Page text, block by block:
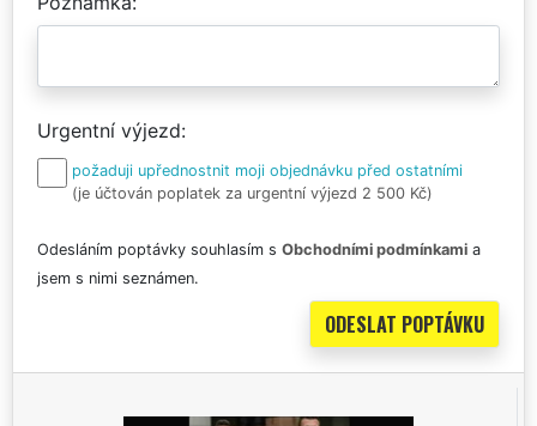
Urgentní výjezd
požaduji upřednostnit moji objednávku před ostatními
(je účtován poplatek za urgentní výjezd 2 500 Kč)
Odesláním poptávky souhlasím s Obchodními podmínkami a
jsem s nimi seznámen.